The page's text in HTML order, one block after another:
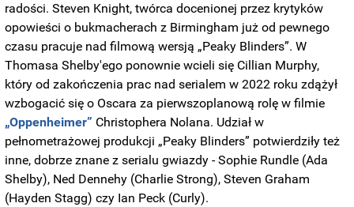
radości. Steven Knight, twórca docenionej przez krytyków
opowieści o bukmacherach z Birmingham już od pewnego
czasu pracuje nad filmową wersją „Peaky Blinders”. W
Thomasa Shelby'ego ponownie wcieli się Cillian Murphy,
który od zakończenia prac nad serialem w 2022 roku zdążył
wzbogacić się o Oscara za pierwszoplanową rolę w filmie
„Oppenheimer” Christophera Nolana. Udział w
pełnometrażowej produkcji „Peaky Blinders” potwierdziły też
inne, dobrze znane z serialu gwiazdy - Sophie Rundle (Ada
Shelby), Ned Dennehy (Charlie Strong), Steven Graham
(Hayden Stagg) czy Ian Peck (Curly).